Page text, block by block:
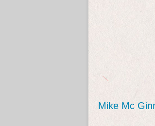
Mike Mc